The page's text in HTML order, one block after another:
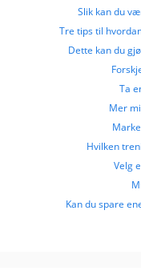
Slik kan du
Tre tips til
Dette kan du
Ta
Mer
Hvilken
Velg
Kan du spare